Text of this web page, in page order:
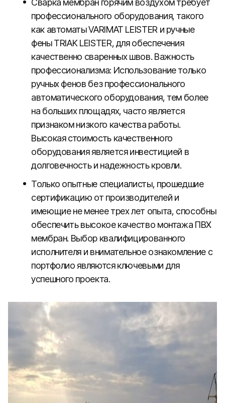
Сварка мембран горячим воздухом требует
профессионального оборудования, такого
как автоматы VARIMAT LEISTER и ручные
фены TRIAK LEISTER, для обеспечения
качественно сваренных швов. Важность
профессионализма: Использование только
ручных фенов без профессионального
автоматического оборудования, тем более
на больших площадях, часто является
признаком низкого качества работы.
Высокая стоимость качественного
оборудования является инвестицией в
долговечность и надежность кровли.
Только опытные специалисты, прошедшие
сертификацию от производителей и
имеющие не менее трех лет опыта, способны
обеспечить высокое качество монтажа ПВХ
мембран. Выбор квалифицированного
исполнителя и внимательное ознакомление с
портфолио являются ключевыми для
успешного проекта.